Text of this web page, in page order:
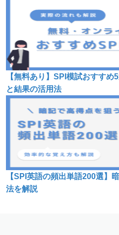
【無料あり】SPI模試おすす
と結果の活用法
【SPI英語の頻出単語200選】
法を解説